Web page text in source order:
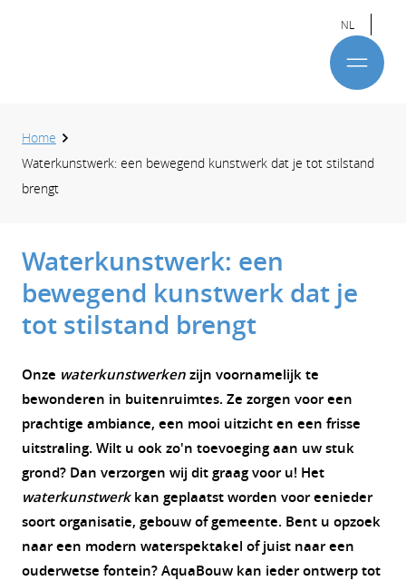
NL
Home
Waterkunstwerk: een bewegend kunstwerk dat je tot stilstand
brengt
Waterkunstwerk: een
bewegend kunstwerk dat je
tot stilstand brengt
Onze waterkunstwerkenzijn voornamelijk te
bewonderen in buitenruimtes. Ze zorgen voor een
prachtige ambiance, een mooi uitzicht en een frisse
uitstraling. Wilt u ook zo'n toevoeging aan uw stuk
grond? Dan verzorgen wij dit graag voor u! Het
waterkunstwerkkan geplaatst worden voor eenieder
soort organisatie, gebouw of gemeente. Bent u opzoek
naar een modern waterspektakel of juist naar een
ouderwetse fontein? AquaBouw kan ieder ontwerp tot